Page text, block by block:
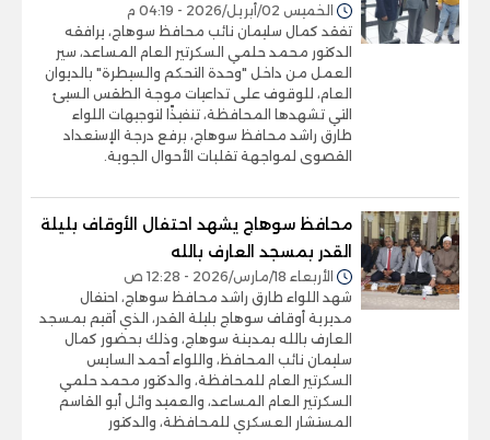
الخميس 02/أبريل/2026 - 04:19 م
تفقد كمال سليمان نائب محافظ سوهاج، يرافقه
الدكتور محمد حلمي السكرتير العام المساعد، سير
العمل من داخل "وحدة التحكم والسيطرة" بالديوان
العام، للوقوف على تداعيات موجة الطقس السيئ
التي تشهدها المحافظة، تنفيذًا لتوجيهات اللواء
طارق راشد محافظ سوهاج، برفع درجة الإستعداد
القصوى لمواجهة تقلبات الأحوال الجوية.
محافظ سوهاج يشهد احتفال الأوقاف بليلة
القدر بمسجد العارف بالله
الأربعاء 18/مارس/2026 - 12:28 ص
شهد اللواء طارق راشد محافظ سوهاج، احتفال
مديرية أوقاف سوهاج بليلة القدر، الذي أقيم بمسجد
العارف بالله بمدينة سوهاج، وذلك بحضور كمال
سليمان نائب المحافظ، واللواء أحمد السايس
السكرتير العام للمحافظة، والدكتور محمد حلمي
السكرتير العام المساعد، والعميد وائل أبو القاسم
المستشار العسكري للمحافظة، والدكتور